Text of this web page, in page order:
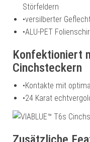
Störfeldern
•versilberter
•ALU-PET
Konfektioniert
Cinchsteckern
•Kontakte mit
•24 Karat